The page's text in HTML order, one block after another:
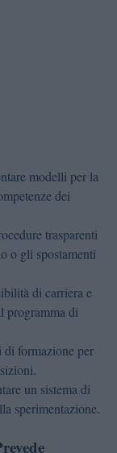
modelli per la
dei
trasparenti
o gli spostamenti
di carriera e
programma di
di formazione per
un sistema di
sperimentazione.